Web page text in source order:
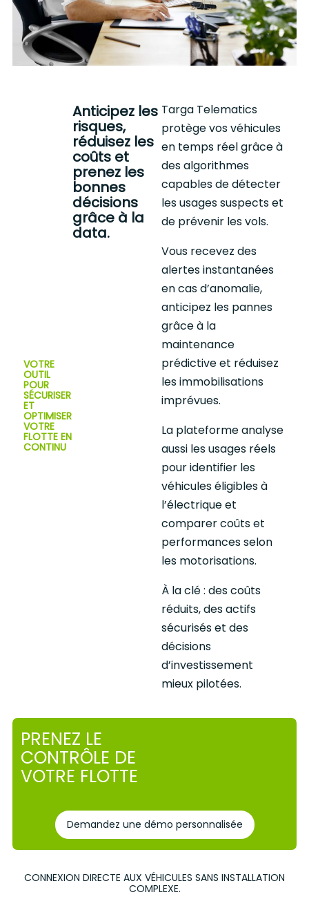
VOTRE
OUTIL
POUR
SÉCURISER
ET
OPTIMISER
VOTRE
FLOTTE EN
CONTINU
Anticipez les
risques,
réduisez les
coûts et
prenez les
bonnes
décisions
grâce à la
data.
Targa Telematics
protège vos véhicules
en temps réel grâce à
des algorithmes
capables de détecter
les usages suspects et
de prévenir les vols.
Vous recevez des
alertes instantanées
en cas d’anomalie,
anticipez les pannes
grâce à la
maintenance
prédictive et réduisez
les immobilisations
imprévues.
La plateforme analyse
aussi les usages réels
pour identifier les
véhicules éligibles à
l’électrique et
comparer coûts et
performances selon
les motorisations.
À la clé : des coûts
réduits, des actifs
sécurisés et des
décisions
d’investissement
mieux pilotées.
PRENEZ LE
CONTRÔLE DE
VOTRE FLOTTE
Demandez une démo personnalisée
CONNEXION DIRECTE AUX VÉHICULES SANS INSTALLATION
COMPLEXE.